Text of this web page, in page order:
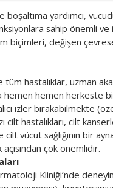
boşaltıma yardımcı,
sahip önemli ve
biçimleri, değişen
tüm hastalıklar, uzman
hemen herkeste
izler bırakabilmekte
cilt hastalıkları, cilt
vücut sağlığının bir
çok önemlidir.
Kliniği’nde